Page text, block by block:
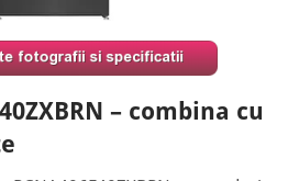
– combina cu